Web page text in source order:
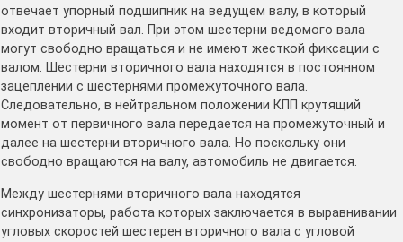
отвечает упорный подшипник на ведущем валу, в который
входит вторичный вал. При этом шестерни ведомого вала
могут свободно вращаться и не имеют жесткой фиксации с
валом. Шестерни вторичного вала находятся в постоянном
зацеплении с шестернями промежуточного вала.
Следовательно, в нейтральном положении КПП крутящий
момент от первичного вала передается на промежуточный и
далее на шестерни вторичного вала. Но поскольку они
свободно вращаются на валу, автомобиль не двигается.
Между шестернями вторичного вала находятся
синхронизаторы, работа которых заключается в выравнивании
угловых скоростей шестерен вторичного вала с угловой